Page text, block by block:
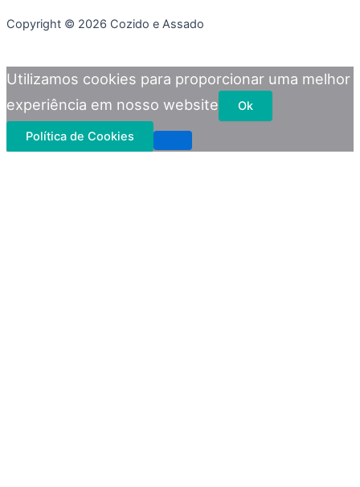
Copyright © 2026 Cozido e Assado
Utilizamos cookies para proporcionar uma melhor
experiência em nosso website
Ok
Política de Cookies